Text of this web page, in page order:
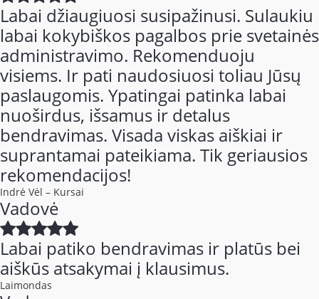
Labai džiaugiuosi susipažinusi. Sulaukiu
labai kokybiškos pagalbos prie svetainės
administravimo. Rekomenduoju
visiems. Ir pati naudosiuosi toliau Jūsų
paslaugomis. Ypatingai patinka labai
nuoširdus, išsamus ir detalus
bendravimas. Visada viskas aiškiai ir
suprantamai pateikiama. Tik geriausios
rekomendacijos!
Indrė Vėl – Kursai
Vadovė
Labai patiko bendravimas ir platūs bei
aiškūs atsakymai į klausimus.
Laimondas